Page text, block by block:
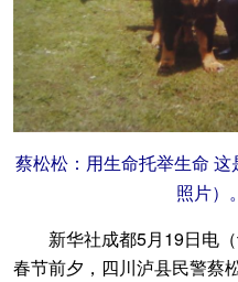
蔡松松：用生命托举生命
照片）
新华社成都5月19日电（
春节前夕，四川泸县民警蔡